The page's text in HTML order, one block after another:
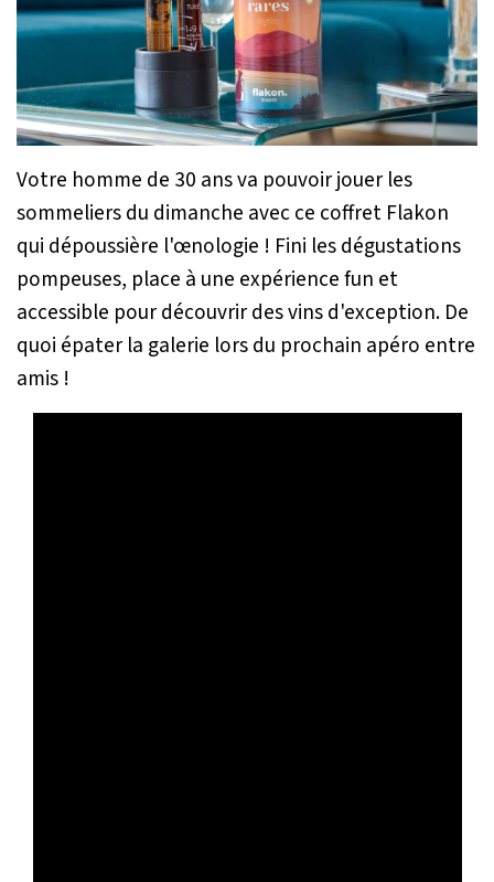
Votre homme de 30 ans va pouvoir jouer les
sommeliers du dimanche avec ce coffret Flakon
qui dépoussière l'œnologie ! Fini les dégustations
pompeuses, place à une expérience fun et
accessible pour découvrir des vins d'exception. De
quoi épater la galerie lors du prochain apéro entre
amis !